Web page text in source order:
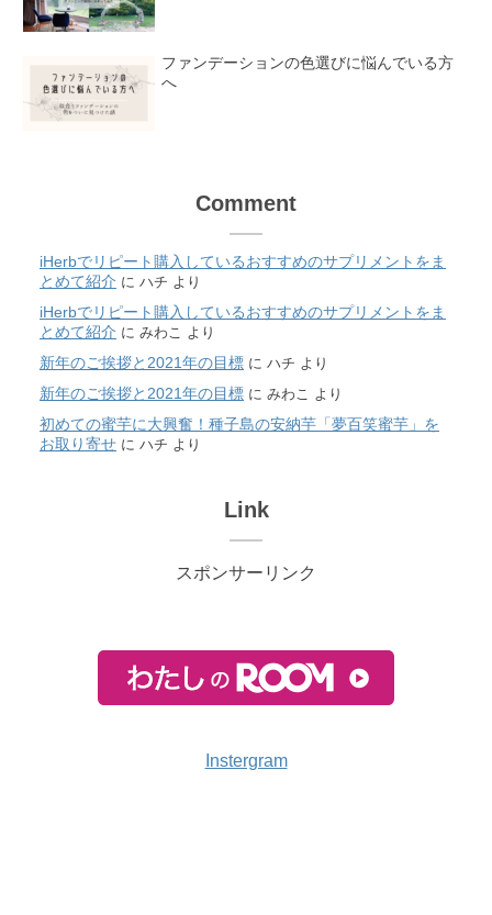
ファンデーションの色選びに悩んでいる方
へ
Comment
iHerbでリピート購入しているおすすめのサプリメントをま
とめて紹介 に ハチ より
iHerbでリピート購入しているおすすめのサプリメントをま
とめて紹介 に みわこ より
新年のご挨拶と2021年の目標 に ハチ より
新年のご挨拶と2021年の目標 に みわこ より
初めての蜜芋に大興奮！種子島の安納芋「夢百笑蜜芋」を
お取り寄せ に ハチ より
Link
スポンサーリンク
Instergram